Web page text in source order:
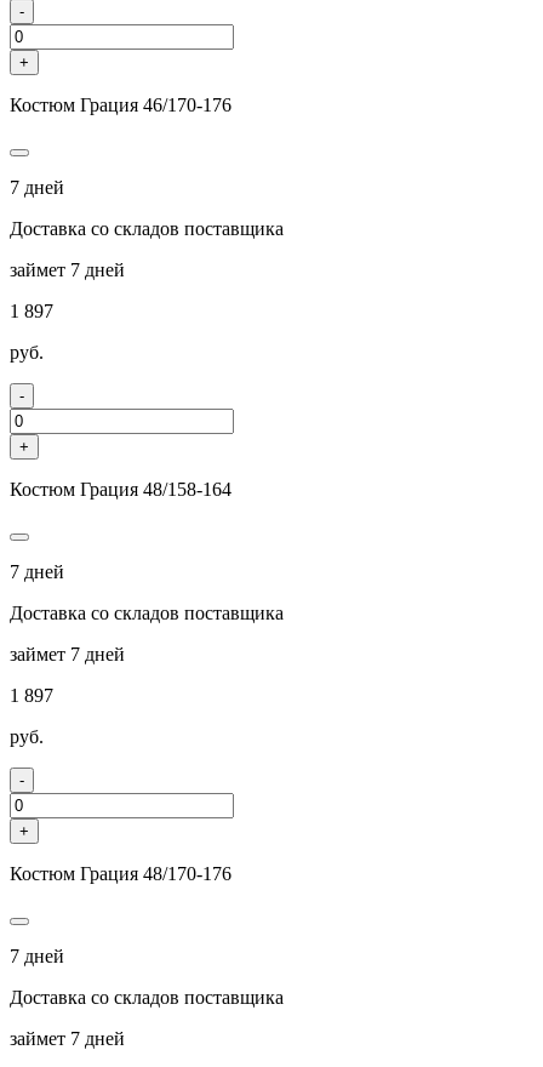
-
+
Костюм Грация 46/170-176
7 дней
Доставка со складов поставщика
займет 7 дней
1 897
руб.
-
+
Костюм Грация 48/158-164
7 дней
Доставка со складов поставщика
займет 7 дней
1 897
руб.
-
+
Костюм Грация 48/170-176
7 дней
Доставка со складов поставщика
займет 7 дней